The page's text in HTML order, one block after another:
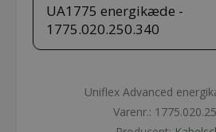
UA1775 energikæde -
1775.020.250.340
Uniflex Advanced
Varenr.: